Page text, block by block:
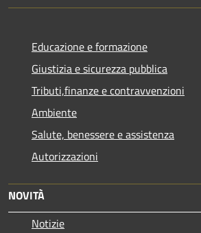
Educazione e formazione
Giustizia e sicurezza pubblica
Tributi,finanze e contravvenzioni
Ambiente
Salute, benessere e assistenza
Autorizzazioni
NOVITÀ
Notizie